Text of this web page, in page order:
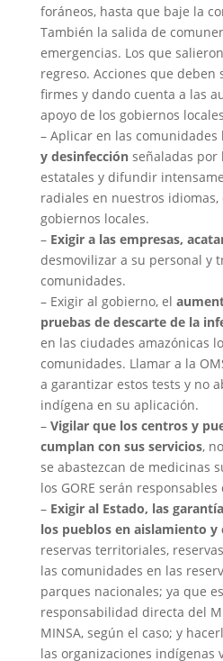
foráneos, hasta que baje la
También la salida de
emergencias. Los que
regreso. Acciones que deben
firmes y dando cuenta a las
apoyo de los gobiernos
– Aplicar en las comunidades
y desinfecciónseñaladas por
estatales y difundir
radiales en nuestros idiomas,
gobiernos locales.
– Exigir a las empresas,
desmovilizar a su personal y
comunidades.
– Exigir al gobierno, el
pruebas de descarte de la
en las ciudades amazónicas
comunidades. Llamar a la
a garantizar estos tests y no
indígena en su aplicación.
– Vigilar que los centros y
cumplan con sus servicios,
se abastezcan de medicinas
los GORE serán responsables
– Exigir al Estado, las
los pueblos en aislamiento
reservas territoriales,
las comunidades en las
parques nacionales; ya que
responsabilidad directa del
MINSA, según el caso; y
las organizaciones indígenas